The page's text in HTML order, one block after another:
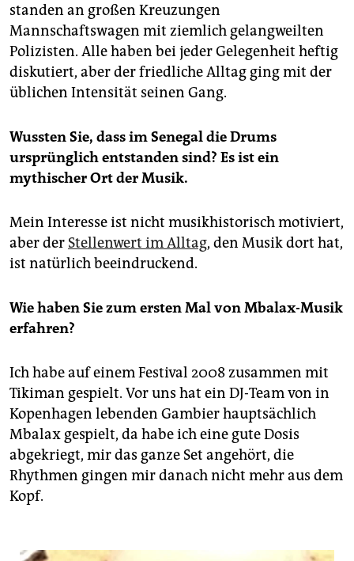
standen an großen Kreuzungen
Mannschaftswagen mit ziemlich gelangweilten
Polizisten. Alle haben bei jeder Gelegenheit heftig
diskutiert, aber der friedliche Alltag ging mit der
üblichen Intensität seinen Gang.
Wussten Sie, dass im Senegal die Drums
ursprünglich entstanden sind? Es ist ein
mythischer Ort der Musik.
Mein Interesse ist nicht musikhistorisch motiviert,
aber der Stellenwert im Alltag, den Musik dort hat,
ist natürlich beeindruckend.
Wie haben Sie zum ersten Mal von Mbalax-Musik
erfahren?
Ich habe auf einem Festival 2008 zusammen mit
Tikiman gespielt. Vor uns hat ein DJ-Team von in
Kopenhagen lebenden Gambier hauptsächlich
Mbalax gespielt, da habe ich eine gute Dosis
abgekriegt, mir das ganze Set angehört, die
Rhythmen gingen mir danach nicht mehr aus dem
Kopf.